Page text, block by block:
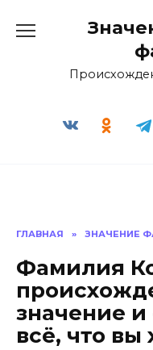
ГЛАВНАЯ » ЗНАЧЕНИЕ
Фамилия
значение
всё, что вы